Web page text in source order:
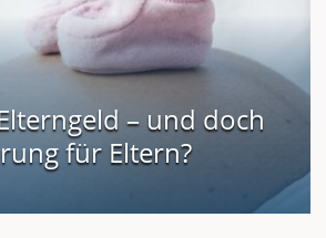
– und doch
für Eltern?